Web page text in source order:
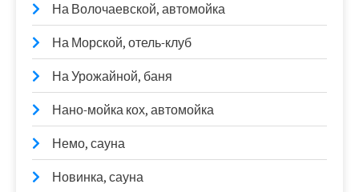
На Волочаевской, автомойка
На Морской, отель-клуб
На Урожайной, баня
Нано-мойка кох, автомойка
Немо, сауна
Новинка, сауна